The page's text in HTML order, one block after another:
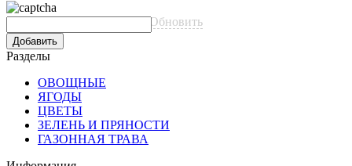
Обновить
Разделы
ОВОЩНЫЕ
ЯГОДЫ
ЦВЕТЫ
ЗЕЛЕНЬ И ПРЯНОСТИ
ГАЗОННАЯ ТРАВА